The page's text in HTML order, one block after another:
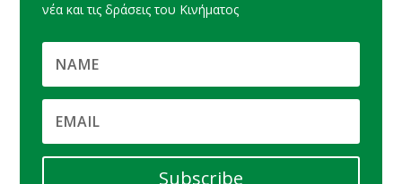
νέα και τις δράσεις του Κινήματος
Subscribe